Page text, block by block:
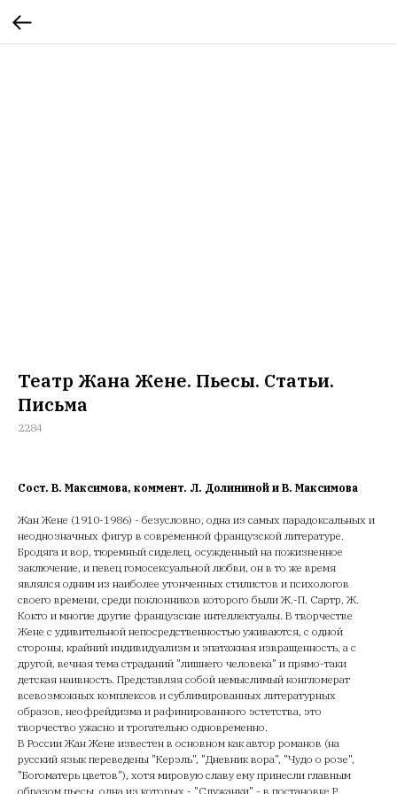
Театр Жана Жене. Пьесы. Статьи.
Письма
2284
Сост. В. Максимова, коммент. Л. Долининой и В. Максимова
Жан Жене (1910-1986) - безусловно, одна из самых парадоксальных и
неоднозначных фигур в современной французской литературе.
Бродяга и вор, тюремный сиделец, осужденный на пожизненное
заключение, и певец гомосексуальной любви, он в то же время
являлся одним из наиболее утонченных стилистов и психологов
своего времени, среди поклонников которого были Ж.-П. Сартр, Ж.
Кокто и многие другие французские интеллектуалы. В творчестве
Жене с удивительной непосредственностью уживаются, с одной
стороны, крайний индивидуализм и эпатажная извращенность, а с
другой, вечная тема страданий "лишнего человека" и прямо-таки
детская наивность. Представляя собой немыслимый конгломерат
всевозможных комплексов и сублимированных литературных
образов, неофрейдизма и рафинированного эстетства, это
творчество ужасно и трогательно одновременно.
В России Жан Жене известен в основном как автор романов (на
русский язык переведены "Керэль", "Дневник вора", "Чудо о розе",
"Богоматерь цветов"), хотя мировую славу ему принесли главным
образом пьесы, одна из которых - "Служанки" - в постановке Р.